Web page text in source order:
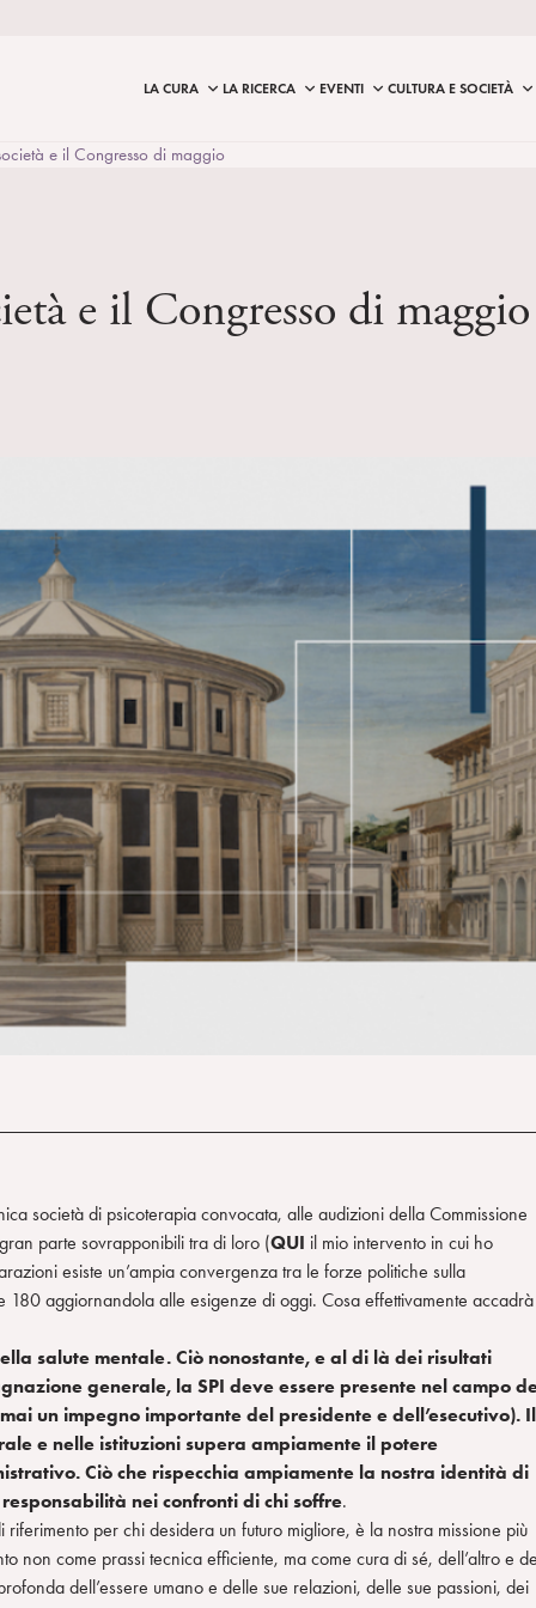
LA CURA LA RICERCA EVENTI CULTURA E SOCIETÀ
e il Congresso di maggio
e il Congresso di maggio
società di psicoterapia convocata, alle audizioni della Commissione
parte sovrapponibili tra di loro (QUI il mio intervento in cui ho
esiste un’ampia convergenza tra le forze politiche sulla
aggiornandola alle esigenze di oggi. Cosa effettivamente accadrà
salute mentale. Ciò nonostante, e al di là dei risultati
generale, la SPI deve essere presente nel campo
un impegno importante del presidente e dell’esecutivo). Il
e nelle istituzioni supera ampiamente il potere
Ciò che rispecchia ampiamente la nostra identità di
nei confronti di chi soffre.
per chi desidera un futuro migliore, è la nostra missione più
non come prassi tecnica efficiente, ma come cura di sé, dell’altro e
dell’essere umano e delle sue relazioni, delle sue passioni, dei